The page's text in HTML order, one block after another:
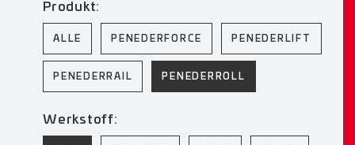
Produkt:
ALLE PENEDERFORCE PENEDERLIFT
PENEDERRAIL PENEDERROLL
Werkstoff: